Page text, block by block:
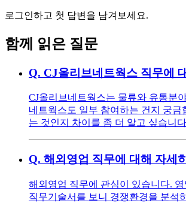
로그인하고 첫 답변을 남겨보세요.
함께 읽은 질문
Q. CJ올리브네트웍스 직무에
CJ올리브네트웍스는 물류와 유통분
네트웍스도 일부 참여하는 건지 궁
는 것인지 차이를 좀 더 알고 싶습니
Q. 해외영업 직무에 대해 자세
해외영업 직무에 관심이 있습니다.
직무기술서를 보니 경쟁환경을 분석